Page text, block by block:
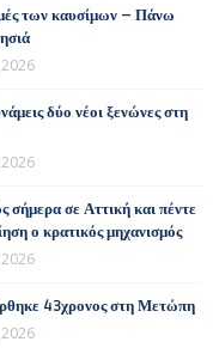
των καυσίμων – Πάνω
δύο νέοι ξενώνες στη
σήμερα σε Αττική και πέντε
ο κρατικός μηχανισμός
43χρονος στη Μετώπη